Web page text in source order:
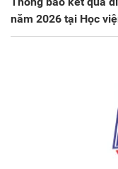
năm 2026 tại Học